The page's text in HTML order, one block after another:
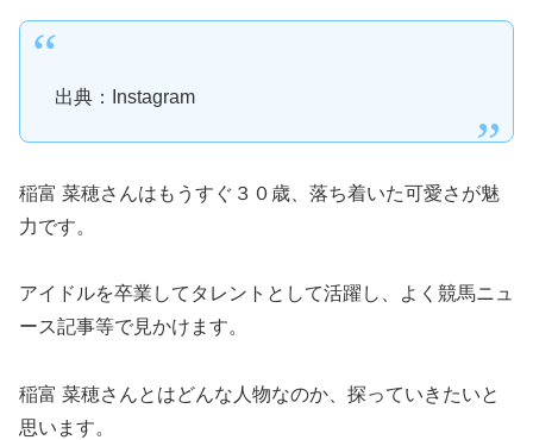
出典：Instagram
稲富 菜穂さんはもうすぐ３０歳、落ち着いた可愛さが魅
力です。
アイドルを卒業してタレントとして活躍し、よく競馬ニュ
ース記事等で見かけます。
稲富 菜穂さんとはどんな人物なのか、探っていきたいと
思います。